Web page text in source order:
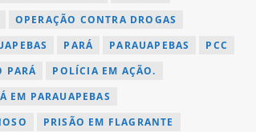
OPERAÇÃO CONTRA DROGAS
PARÁ PARAUAPEBAS
PCC
PARÁ
POLÍCIA EM AÇÃO.
EM PARAUAPEBAS
PRISÃO EM FLAGRANTE